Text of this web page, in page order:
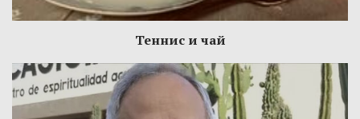
Теннис и чай